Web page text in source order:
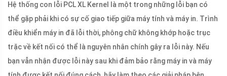
Hệ thống con lỗi PCL XL Kernel là một trong những lỗi bạn có
thể gặp phải khi có sự cố giao tiếp giữa máy tính và máy in. Trình
điều khiển máy in đã lỗi thời, phông chữ không khớp hoặc trục
trặc về kết nối có thể là nguyên nhân chính gây ra lỗi này. Nếu
bạn vẫn nhận được lỗi này sau khi đảm bảo rằng máy in và máy